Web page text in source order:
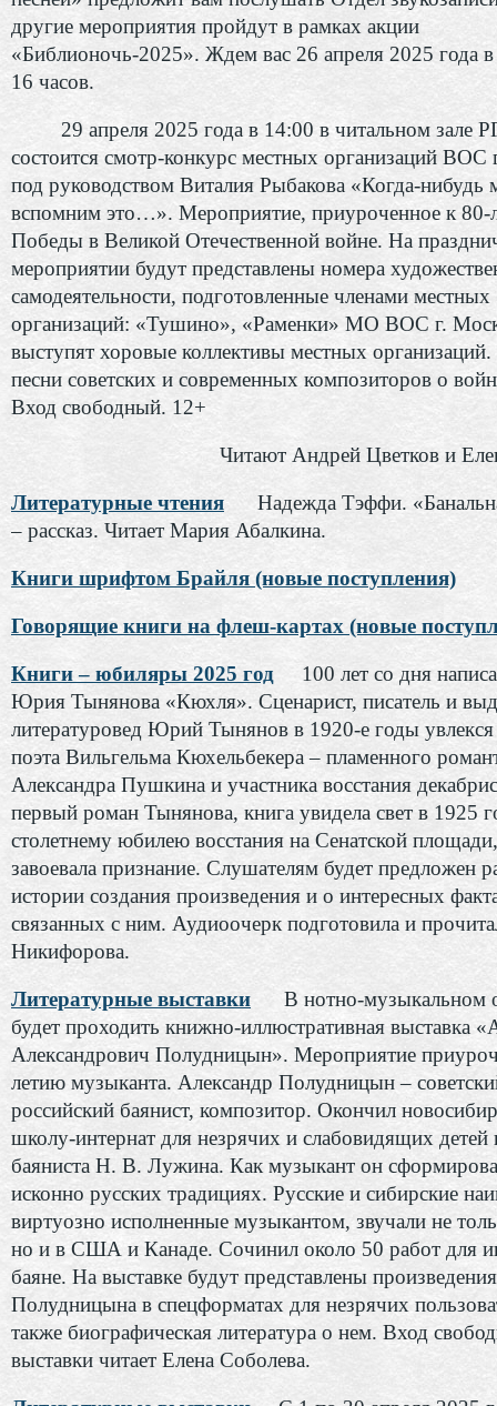
другие мероприятия пройдут в рамках акции
«Библионочь-2025». Ждем вас 26 апреля 2025 года
16 часов.
29 апреля 2025 года в 14:00 в читальном зале
состоится смотр-конкурс местных организаций
под руководством Виталия Рыбакова «Когда-нибудь
вспомним это…». Мероприятие, приуроченное к 80-
Победы в Великой Отечественной войне. На
мероприятии будут представлены номера
самодеятельности, подготовленные членами местных
организаций: «Тушино», «Раменки» МО ВОС г.
выступят хоровые коллективы местных
песни советских и современных композиторов о
Вход свободный. 12+
Читают Андрей Цветков и
Литературные чтения
Надежда Тэффи.
– рассказ. Читает Мария Абалкина.
Книги шрифтом Брайля (новые поступления)
Говорящие книги на флеш-картах (новые
Книги – юбиляры 2025 год
100 лет со дня
Юрия Тынянова «Кюхля». Сценарист, писатель и
литературовед Юрий Тынянов в 1920-е годы
поэта Вильгельма Кюхельбекера – пламенного
Александра Пушкина и участника восстания
первый роман Тынянова, книга увидела свет в 1925
столетнему юбилею восстания на Сенатской
завоевала признание. Слушателям будет предложен
истории создания произведения и о интересных
связанных с ним. Аудиоочерк подготовила и
Никифорова.
Литературные выставки
В нотно-музыкальном
будет проходить книжно-иллюстративная выставка
Александрович Полудницын». Мероприятие
летию музыканта. Александр Полудницын –
российский баянист, композитор. Окончил
школу-интернат для незрячих и слабовидящих детей
баяниста Н. В. Лужина. Как музыкант он
исконно русских традициях. Русские и сибирские
виртуозно исполненные музыкантом, звучали не
но и в США и Канаде. Сочинил около 50 работ для
баяне. На выставке будут представлены
Полудницына в спецформатах для незрячих
также биографическая литература о нем. Вход
выставки читает Елена Соболева.